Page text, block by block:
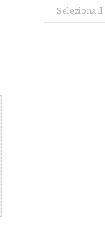
Archivio
Articoli